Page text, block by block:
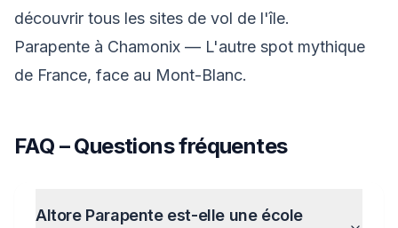
découvrir tous les sites de vol de l'île.
Parapente à Chamonix — L'autre spot mythique
de France, face au Mont-Blanc.
FAQ – Questions fréquentes
Altore Parapente est-elle une école